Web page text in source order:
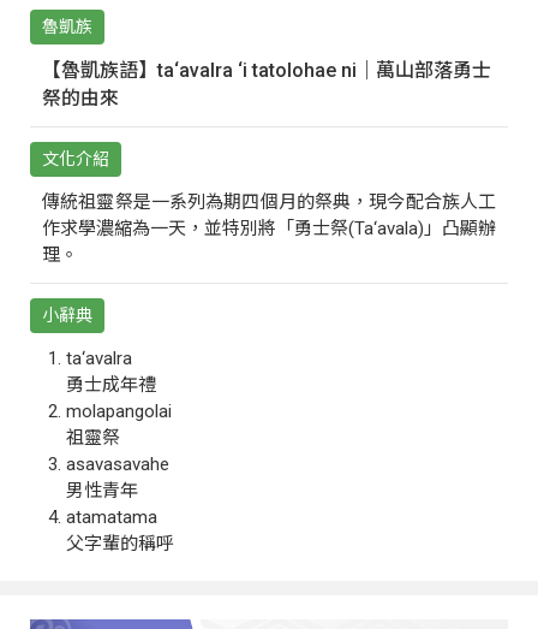
魯凱族
【魯凱族語】ta‘avalra ‘i tatolohae ni｜萬山部落勇士
祭的由來
文化介紹
傳統祖靈祭是一系列為期四個月的祭典，現今配合族人工
作求學濃縮為一天，並特別將「勇士祭(Ta‘avala)」凸顯辦
理。
小辭典
ta‘avalra
勇士成年禮
molapangolai
祖靈祭
asavasavahe
男性青年
atamatama
父字輩的稱呼